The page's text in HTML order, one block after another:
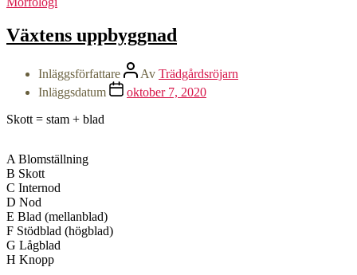
Växtens uppbyggnad
Inläggsförfattare Av Trädgårdsröjarn
Inläggsdatum
oktober 7, 2020
Skott = stam + blad
A Blomställning
B Skott
C Internod
D Nod
E Blad (mellanblad)
F Stödblad (högblad)
G Lågblad
H Knopp